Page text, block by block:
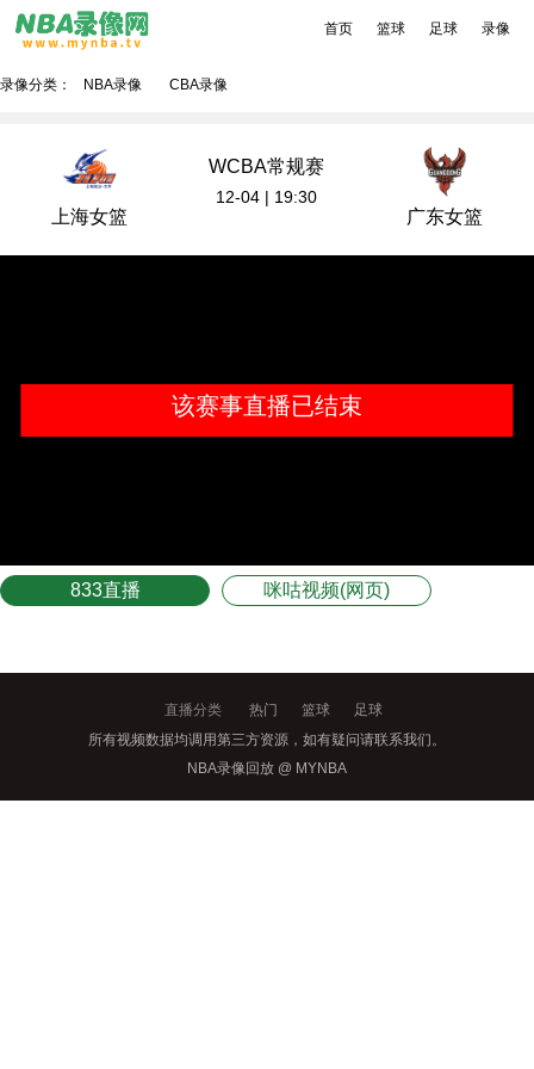
首页 篮球 足球 录像
录像分类： NBA录像 CBA录像
上海女篮
WCBA常规赛
12-04 | 19:30
广东女篮
该赛事直播已结束
833直播 咪咕视频(网页)
直播分类 热门 篮球
足球
所有视频数据均调用第三方资源，如有疑问请联系我们。
NBA录像回放 @ MYNBA